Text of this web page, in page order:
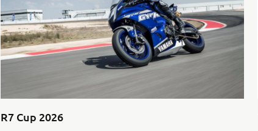
R7 Cup 2026